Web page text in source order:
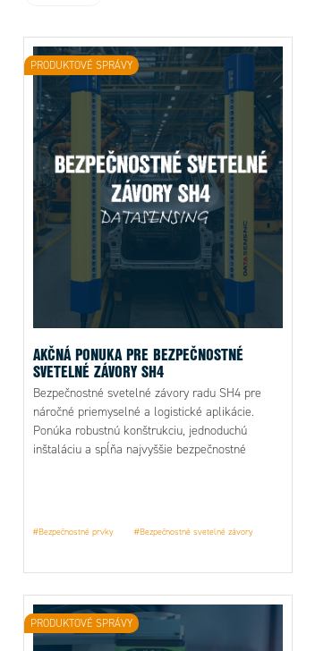
AKČNÁ PONUKA PRE BEZPEČNOSTNÉ
SVETELNÉ ZÁVORY SH4
Bezpečnostné svetelné závory radu SH4 pre
náročné priemyselné a logistické aplikácie.
Ponúka robustnú konštrukciu, jednoduchú
inštaláciu a spĺňa najvyššie bezpečnostné
#Bezpečnostné prvky #Bezpečnostné svetelné závory
PRODUKTOVÉ SPRÁVY
PRODUKTOVÉ SPRÁVY